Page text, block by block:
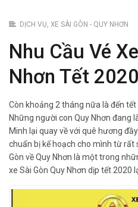
DỊCH VỤ, XE SÀI GÒN - QUY NHƠN
Nhu Cầu Vé
Nhơn Tết 2020
Còn khoảng 2 tháng nữa là đến
Những người con Quy Nhơn đang
Minh lại quay về với quê hương
chuẩn bị kế hoạch cho mình từ rất
Gòn về Quy Nhơn là một trong
xe Sài Gòn Quy Nhơn dịp tết 2020